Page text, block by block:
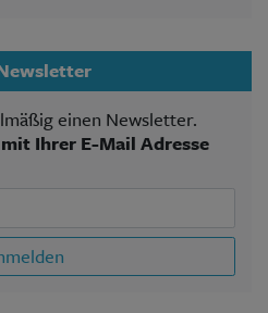
einen Newsletter.
Ihrer E-Mail Adresse